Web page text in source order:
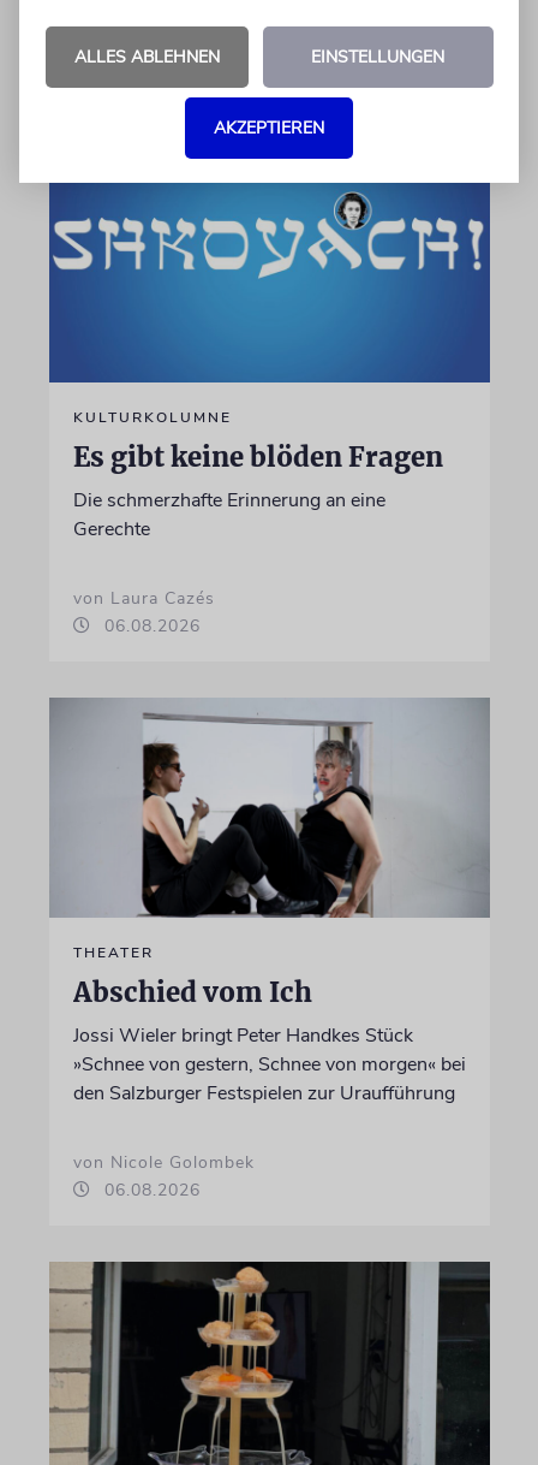
06.08.2026
KULTURKOLUMNE
Es gibt keine blöden Fragen
Die schmerzhafte Erinnerung an eine
Gerechte
von Laura Cazés
06.08.2026
THEATER
Abschied vom Ich
Jossi Wieler bringt Peter Handkes Stück
»Schnee von gestern, Schnee von morgen« bei
den Salzburger Festspielen zur Uraufführung
von Nicole Golombek
06.08.2026
ALLES ABLEHNEN EINSTELLUNGEN
AKZEPTIEREN